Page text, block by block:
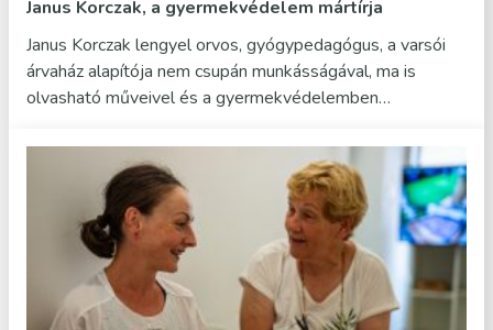
Janus Korczak, a gyermekvédelem mártírja
Janus Korczak lengyel orvos, gyógypedagógus, a varsói
árvaház alapítója nem csupán munkásságával, ma is
olvasható műveivel és a gyermekvédelemben…